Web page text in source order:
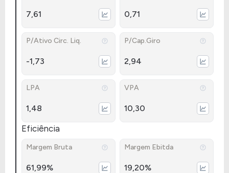
7,61 0,71
P/Ativo Circ. Liq.
-1,73
P/Cap.Giro
2,94
LPA
1,48
VPA
10,30
Eficiência
Margem Bruta
61,99%
Margem Ebitda
19,20%